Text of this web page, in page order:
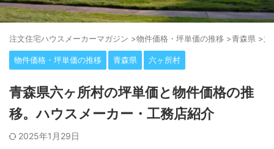
注⽂住宅ハウスメーカーマガジン >物件価格・坪単価の推移 >青森県 >六
物件価格・坪単価の推移 青森県 六ヶ所村
青森県六ヶ所村の坪単価と物件価格の推
移。ハウスメーカー・工務店紹介
2025年1月29日